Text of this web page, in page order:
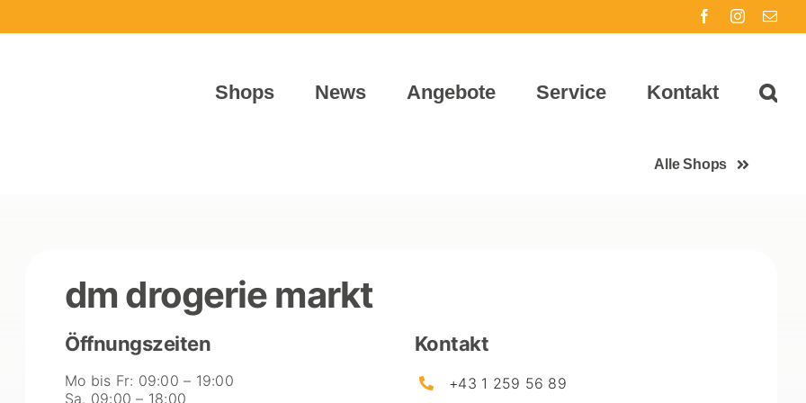
FacebookInstagram
E-
Shops News Angebote Service Kontakt
Alle Shops
dm drogerie markt
Öffnungszeiten
Mo bis Fr: 09:00 – 19:00
Sa. 09:00 – 18:00
Kontakt
+43 1 259 56 89